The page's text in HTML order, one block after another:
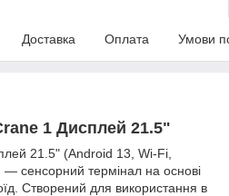
Доставка Оплата Умови
1 Дисплей 21.5"
21.5" (Android 13, Wi-Fi,
сенсорний термінал на основі
Створений для використання в